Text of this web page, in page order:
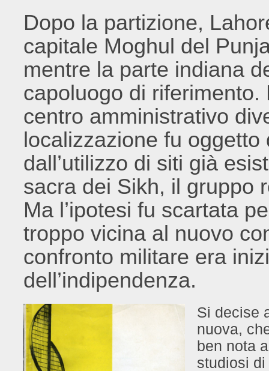
Dopo la partizione,
capitale Moghul del
mentre la parte indiana
capoluogo di riferimento.
centro amministrativo
localizzazione fu
dall’utilizzo di siti già
sacra dei Sikh, il gruppo
Ma l’ipotesi fu scartata
troppo vicina al nuovo
confronto militare era
dell’indipendenza.
Si decise
nuova,
ben nota
studiosi